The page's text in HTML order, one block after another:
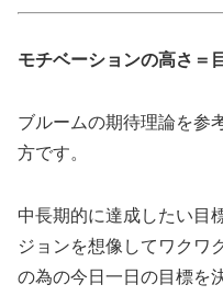
モチベーションの高さ＝
ブルームの期待理論を参
方です。
中長期的に達成したい目
ジョンを想像してワクワ
の為の今日一日の目標を